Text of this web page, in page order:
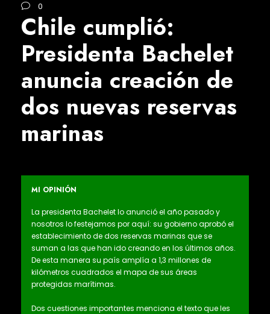
0
Chile cumplió:
Presidenta Bachelet
anuncia creación de
dos nuevas reservas
marinas
MI OPINIÓN
La presidenta Bachelet lo anunció el año pasado y
nosotros lo festejamos por aquí: su gobierno aprobó el
establecimiento de dos reservas marinas que se
suman a las que han ido creando en los últimos años.
De esta manera su país amplía a 1,3 millones de
kilómetros cuadrados el mapa de sus áreas
protegidas marítimas.
Dos cuestiones importantes menciona el texto que les